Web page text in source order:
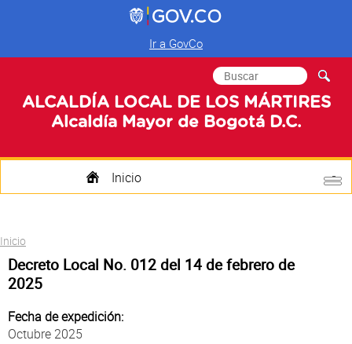
Ir a GovCo
ALCALDÍA LOCAL DE LOS MÁRTIRES
Alcaldía Mayor de Bogotá D.C.
Formulario de
búsqueda
Buscar
Inicio
Participa
Usted está aquí
Inicio
Decreto Local No. 012 del 14 de febrero de
2025
Fecha de expedición:
Octubre 2025